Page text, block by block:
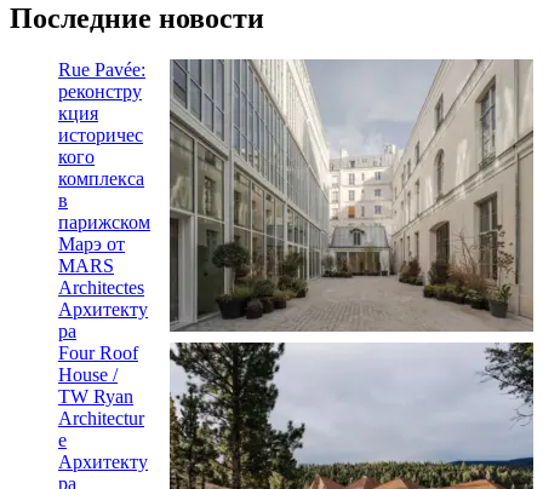
Последние новости
Rue Pavée:
реконстру
кция
историчес
кого
комплекса
в
парижском
Марэ от
MARS
Architectes
Архитекту
ра
Four Roof
House /
TW Ryan
Architectur
e
Архитекту
ра